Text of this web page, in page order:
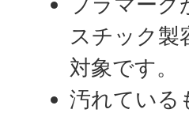
スチック製
対象です。
汚れている